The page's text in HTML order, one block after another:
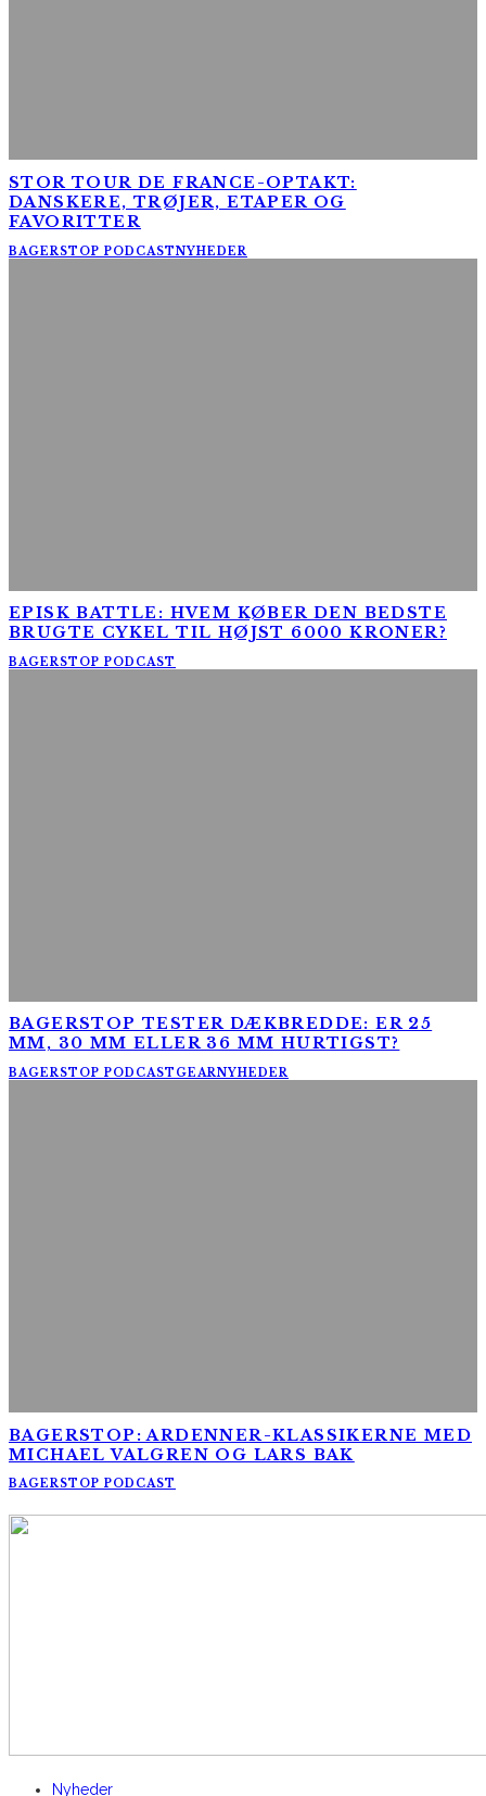
STOR TOUR DE FRANCE-OPTAKT:
DANSKERE, TRØJER, ETAPER OG
FAVORITTER
BAGERSTOP PODCASTNYHEDER
EPISK BATTLE: HVEM KØBER DEN BEDSTE
BRUGTE CYKEL TIL HØJST 6000 KRONER?
BAGERSTOP PODCAST
BAGERSTOP TESTER DÆKBREDDE: ER 25
MM, 30 MM ELLER 36 MM HURTIGST?
BAGERSTOP PODCAST GEARNYHEDER
BAGERSTOP: ARDENNER-KLASSIKERNE MED
MICHAEL VALGREN OG LARS BAK
BAGERSTOP PODCAST
Nyheder